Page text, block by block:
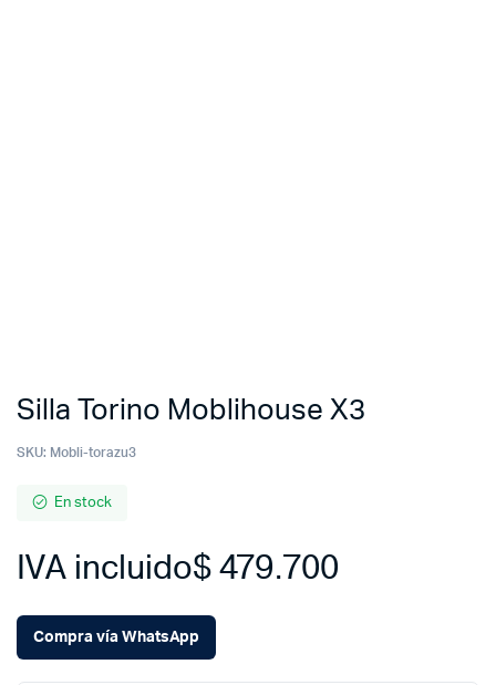
Silla Torino Moblihouse X3
SKU: Mobli-torazu3
En stock
$479.700
IVA incluido
Compra vía WhatsApp